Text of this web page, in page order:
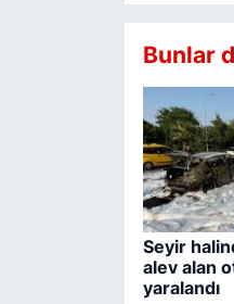
Bunlar
Seyir
alev alan
yaralandı